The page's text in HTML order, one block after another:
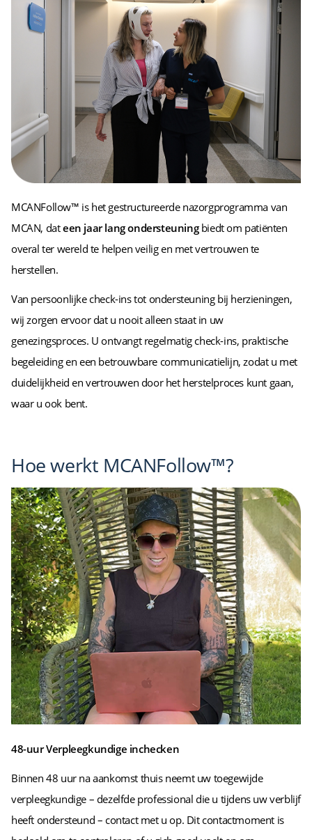
MCANFollow™ is het gestructureerde nazorgprogramma van
MCAN, dateen jaar lang ondersteuningbiedt om patiënten
overal ter wereld te helpen veilig en met vertrouwen te
herstellen.
Van persoonlijke check-ins tot ondersteuning bij herzieningen,
wij zorgen ervoor dat u nooit alleen staat in uw
genezingsproces. U ontvangt regelmatig check-ins, praktische
begeleiding en een betrouwbare communicatielijn, zodat u met
duidelijkheid en vertrouwen door het herstelproces kunt gaan,
waar u ook bent.
Hoe werkt MCANFollow™?
48-uur Verpleegkundige inchecken
Binnen 48 uur na aankomst thuis neemt uw toegewijde
verpleegkundige – dezelfde professional die u tijdens uw verblijf
heeft ondersteund – contact met u op. Dit contactmoment is